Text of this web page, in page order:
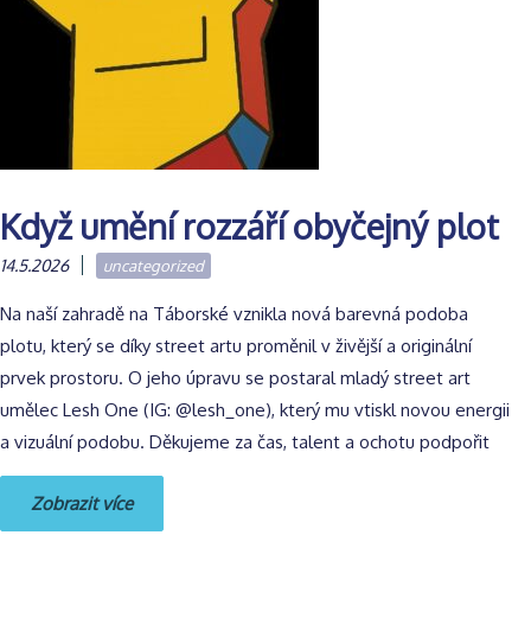
Když umění rozzáří obyčejný plot
14.5.2026 uncategorized
Na naší zahradě na Táborské vznikla nová barevná podoba
plotu, který se díky street artu proměnil v živější a originální
prvek prostoru. O jeho úpravu se postaral mladý street art
umělec Lesh One (IG: @lesh_one), který mu vtiskl novou energii
a vizuální podobu. Děkujeme za čas, talent a ochotu podpořit
Zobrazit více